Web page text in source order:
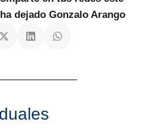
dejado Gonzalo Arango